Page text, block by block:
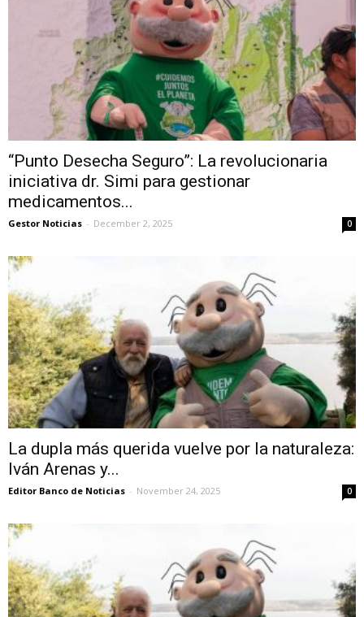
“Punto Desecha Seguro”: La revolucionaria
iniciativa dr. Simi para gestionar
medicamentos...
Gestor Noticias - December 2, 2025 0
La dupla más querida vuelve por la naturaleza:
Iván Arenas y...
Editor Banco de Noticias - November 24, 2025 0